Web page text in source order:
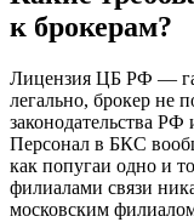
к брокерам?
Лицензия ЦБ РФ —
легально, брокер не
законодательства РФ
Персонал в БКС
как попугаи одно и
филиалами связи
московским